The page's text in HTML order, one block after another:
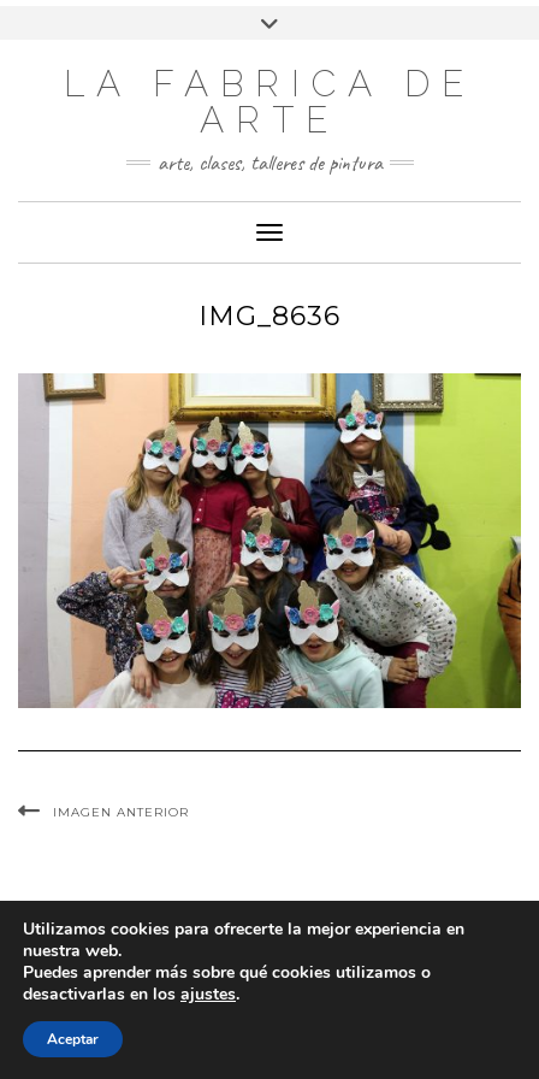
LA FABRICA DE
ARTE
arte, clases, talleres de pintura
Cambiar modo de navegación
IMG_8636
IMAGEN ANTERIOR
Copyright © 2025 www.lafabricadearte.net
Utilizamos cookies para ofrecerte la mejor experiencia en
nuestra web.
Puedes aprender más sobre qué cookies utilizamos o
desactivarlas en los ajustes.
Aceptar